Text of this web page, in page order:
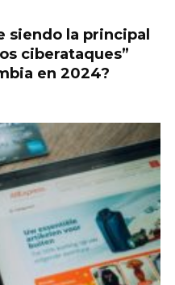
siendo la principal
ciberataques”
en 2024?